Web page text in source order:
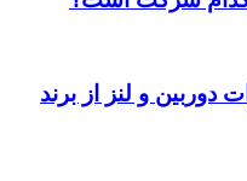
دوربین و لنز از برند